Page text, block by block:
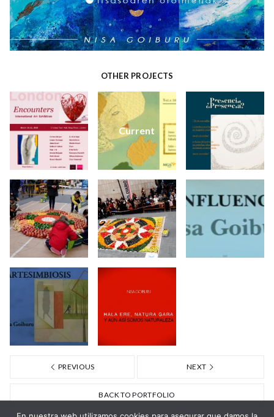
OTHER PROJECTS
Current
PREVIOUS NEXT
BACK TO PORTFOLIO